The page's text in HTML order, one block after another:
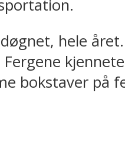
hele
bokstaver på